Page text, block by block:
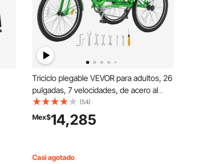
Triciclo plegable VEVOR para adultos, 26
pulgadas, 7 velocidades, de acero al
carbono, de 3 ruedas, con cesta y
asiento ajustable, ideal para ir de
compras, picnics, mujeres, hombres y
(54)
Mex$14,285
Casi agotado